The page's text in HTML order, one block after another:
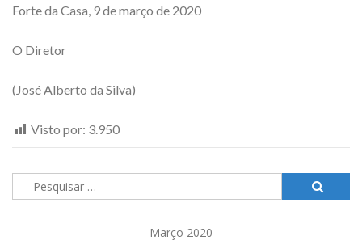
Forte da Casa, 9 de março de 2020
O Diretor
(José Alberto da Silva)
Visto por: 3.950
Pesquisar
por:
Março 2020